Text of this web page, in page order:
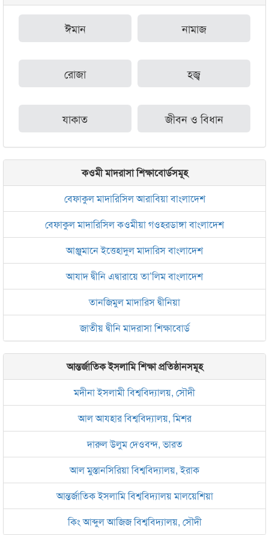
ঈমান নামাজ
রোজা হজ্ব
যাকাত জীবন ও বিধান
কওমী মাদরাসা শিক্ষাবোর্ডসমূহ
বেফাকুল মাদারিসিল আরাবিয়া বাংলাদেশ
বেফাকুল মাদারিসিল কওমীয়া গওহরডাঙ্গা বাংলাদেশ
আঞ্জুমানে ইত্তেহাদুল মাদারিস বাংলাদেশ
আযাদ দ্বীনি এদ্বারায়ে তা’লিম বাংলাদেশ
তানজিমুল মাদারিস দ্বীনিয়া
জাতীয় দ্বীনি মাদরাসা শিক্ষাবোর্ড
আন্তর্জাতিক ইসলামি শিক্ষা প্রতিষ্ঠানসমূহ
মদীনা ইসলামী বিশ্ববিদ্যালয়, সৌদী
আল আযহার বিশ্ববিদ্যালয়, মিশর
দারুল উলুম দেওবন্দ, ভারত
আল মুস্তানসিরিয়া বিশ্ববিদ্যালয়, ইরাক
আন্তর্জাতিক ইসলামি বিশ্ববিদ্যালয় মালয়েশিয়া
কিং আব্দুল আজিজ বিশ্ববিদ্যালয়, সৌদী